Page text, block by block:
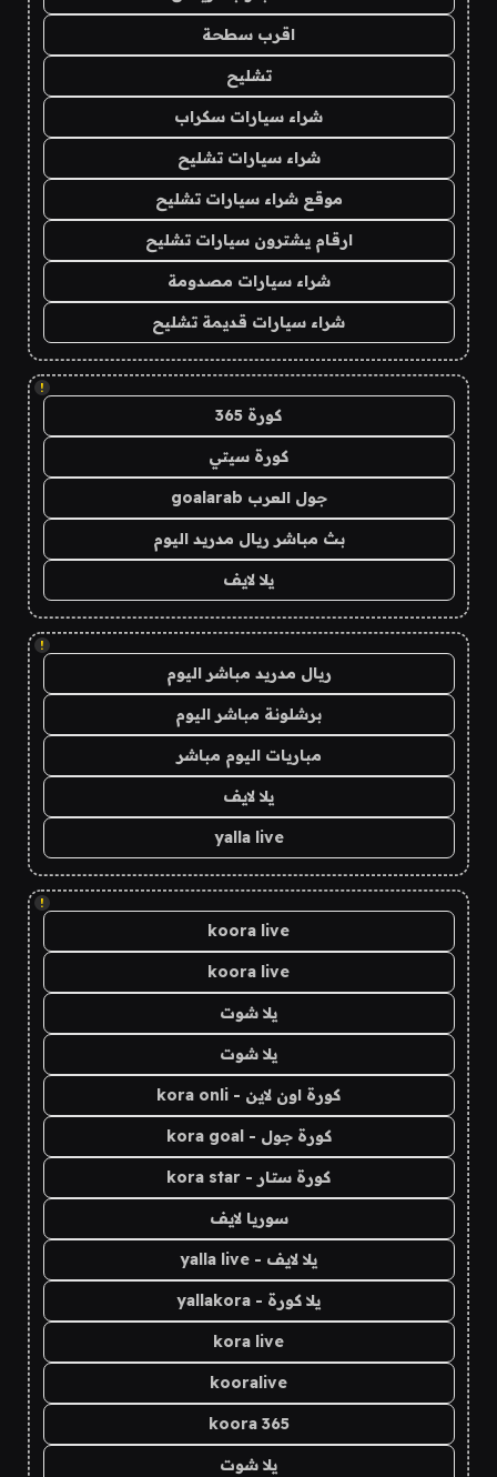
اقرب سطحة
تشليح
شراء سيارات سكراب
شراء سيارات تشليح
موقع شراء سيارات تشليح
ارقام يشترون سيارات تشليح
شراء سيارات مصدومة
شراء سيارات قديمة تشليح
!
كورة 365
كورة سيتي
جول العرب goalarab
بث مباشر ريال مدريد اليوم
يلا لايف
!
ريال مدريد مباشر اليوم
برشلونة مباشر اليوم
مباريات اليوم مباشر
يلا لايف
yalla live
!
koora live
koora live
يلا شوت
يلا شوت
كورة اون لاين - kora onli
كورة جول - kora goal
كورة ستار - kora star
سوريا لايف
يلا لايف - yalla live
يلا كورة - yallakora
kora live
kooralive
koora 365
يلا شوت